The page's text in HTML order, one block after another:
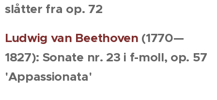
slåtter fra op. 72
Ludwig van Beethoven (1770—
1827): Sonate nr. 23 i f-moll, op. 57
'Appassionata'